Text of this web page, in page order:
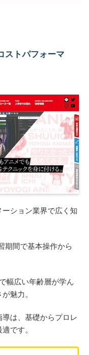
ストパフォーマ
ション業界で広く知
期間で基本操作から
幅広い年齢層が学ん
魅力。
は、基礎からプロレ
です。